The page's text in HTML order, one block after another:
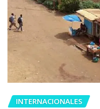
INTERNACIONALES